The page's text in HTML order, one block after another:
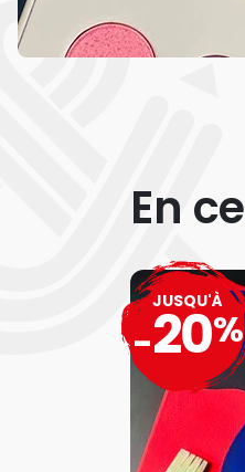
En ce
JUSQU'À
-20%